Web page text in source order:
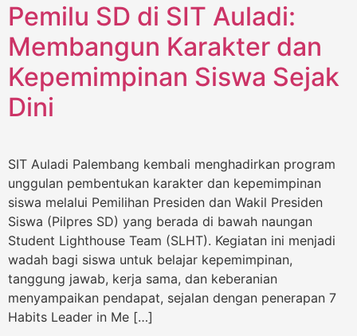
Pemilu SD di SIT Auladi:
Membangun Karakter dan
Kepemimpinan Siswa Sejak
Dini
SIT Auladi Palembang kembali menghadirkan program
unggulan pembentukan karakter dan kepemimpinan
siswa melalui Pemilihan Presiden dan Wakil Presiden
Siswa (Pilpres SD) yang berada di bawah naungan
Student Lighthouse Team (SLHT). Kegiatan ini menjadi
wadah bagi siswa untuk belajar kepemimpinan,
tanggung jawab, kerja sama, dan keberanian
menyampaikan pendapat, sejalan dengan penerapan 7
Habits Leader in Me […]